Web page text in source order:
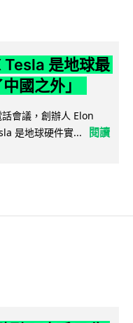
是地球最
國之外」
會議，創辦人 Elon
是地球硬件實...
閱讀